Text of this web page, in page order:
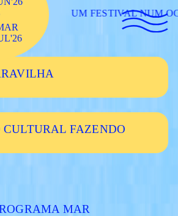
MAR
UM FESTIVAL NUM
CULTURAL FAZENDO
MAR